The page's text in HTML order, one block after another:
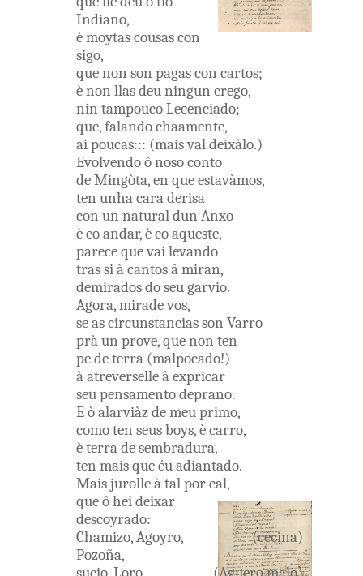
Indiano,
èmoytascousascon
sigo,
quenon son pagascon cartos;
ènon llasdeuningun crego,
nin tampoucoLecenciado;
que,falandochaamente,
aipoucas::: (maisvaldeixàlo.)
Evolvendoônosoconto
deMingòta,en queestavàmos,
ten unhacaraderisa
con un naturaldun Anxo
ècoandar,ècoaqueste,
parecequevailevando
trassiàcantosâmiran,
demiradosdoseugarvio.
Agora,miradevos,
seascircunstanciasson Varro
pràun prove,quenon ten
pedeterra (malpocado!)
àatreverselleâexpricar
seupensamentodeprano.
Eòalarviàzdemeuprimo,
comoten seusboys,ècarro,
èterradesembradura,
ten maisqueéuadiantado.
Maisjurolleàtalporcal,
queôheideixar
descoyrado:
(cecina)
Chamizo,Agoyro,
Pozoña,